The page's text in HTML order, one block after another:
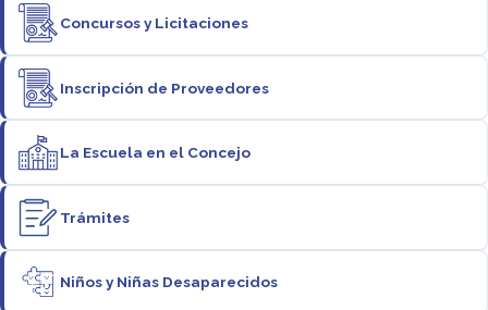
Concursos y Licitaciones
Inscripción de Proveedores
La Escuela en el Concejo
Trámites
Niños y Niñas Desaparecidos